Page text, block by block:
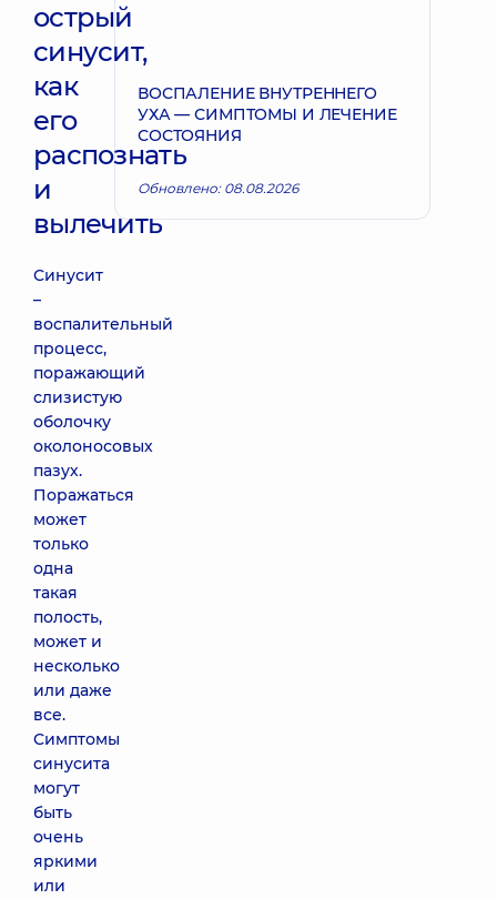
острый
синусит,
как
его
распознать
и
вылечить
Синусит
–
воспалительный
процесс,
поражающий
слизистую
оболочку
околоносовых
пазух.
Поражаться
может
только
одна
такая
полость,
может и
несколько
или даже
все.
Симптомы
синусита
могут
быть
очень
яркими
или
ВОСПАЛЕНИЕ ВНУТРЕННЕГО
УХА — СИМПТОМЫ И ЛЕЧЕНИЕ
СОСТОЯНИЯ
Обновлено: 08.08.2026